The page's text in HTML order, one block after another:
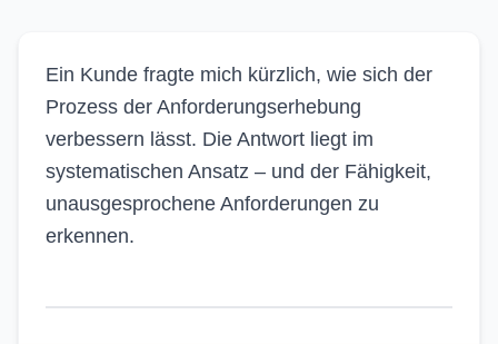
Ein Kunde fragte mich kürzlich, wie sich der
Prozess der Anforderungserhebung
verbessern lässt. Die Antwort liegt im
systematischen Ansatz – und der Fähigkeit,
unausgesprochene Anforderungen zu
erkennen.